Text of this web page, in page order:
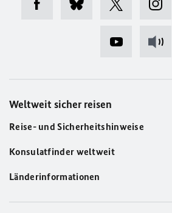
Weltweit sicher reisen
Reise- und Sicherheitshinweise
Konsulatfinder weltweit
Länderinformationen